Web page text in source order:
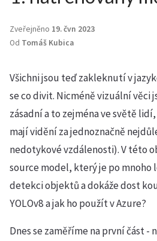
Zveřejněno 19. čvn 2023
Od Tomáš Kubica
Všichni jsou teď zakleknutí v
se co divit. Nicméně vizuální věci
zásadní a to zejména ve světě
mají vidění za jednoznačně
nedotykové vzdálenosti). V této
source model, který je po mnoho
detekci objektů a dokáže dost
YOLOv8 a jak ho použít v Azure?
Dnes se zaměříme na první část -